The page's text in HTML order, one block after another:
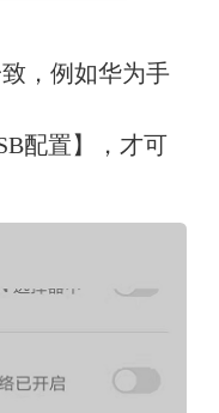
，例如华为手
配置】，才可